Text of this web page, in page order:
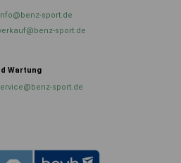
sport.de
sport.de
Wartung
sport.de